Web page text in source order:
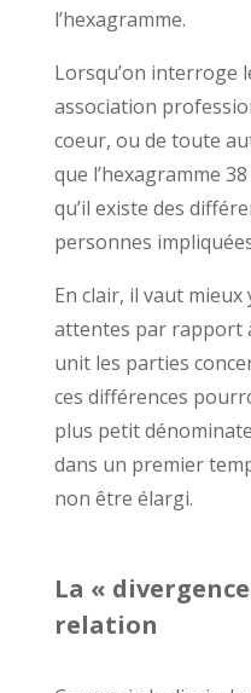
l’hexagramme.
Lorsqu’on interroge
association
coeur, ou de toute
que l’hexagramme
qu’il existe des
personnes
En clair, il vaut
attentes par rapport
unit les parties
ces différences
plus petit
dans un premier
non être élargi.
La «
relation